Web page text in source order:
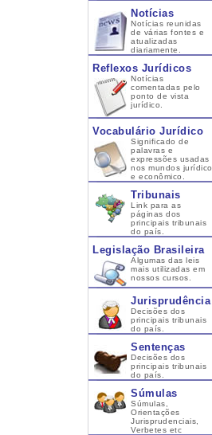
Notícias
Notícias reunidas
de várias fontes e
atualizadas
diariamente.
Reflexos Jurídicos
Notícias
comentadas pelo
ponto de vista
jurídico.
Vocabulário Jurídico
Significado de
palavras e
expressões usadas
nos mundos jurídico
e econômico.
Tribunais
Link para as
páginas dos
principais tribunais
do país.
Legislação Brasileira
Algumas das leis
mais utilizadas em
nossos cursos.
Jurisprudência
Decisões dos
principais tribunais
do país.
Sentenças
Decisões dos
principais tribunais
do país.
Súmulas
Súmulas,
Orientações
Jurisprudenciais,
Verbetes etc